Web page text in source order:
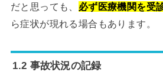
だと思っても、 必ず医療機関を受
ら症状が現れる場合もあります。
1.2 事故状況の記録